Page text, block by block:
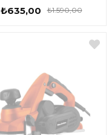
₺635,00 ₺1.590,00